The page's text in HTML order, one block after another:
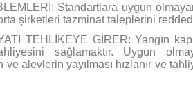
Standartlara uygun olmayan
şirketleri tazminat taleplerini
TEHLİKEYE GİRER: Yangın
sağlamaktır. Uygun
alevlerin yayılması hızlanır ve